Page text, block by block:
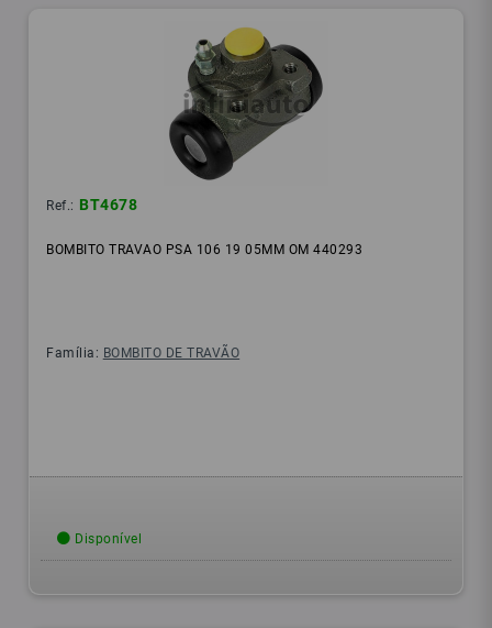
Ref.: BT4678
BOMBITO TRAVAO PSA 106 19 05MM OM 440293
Família: BOMBITO DE TRAVÃO
Disponível